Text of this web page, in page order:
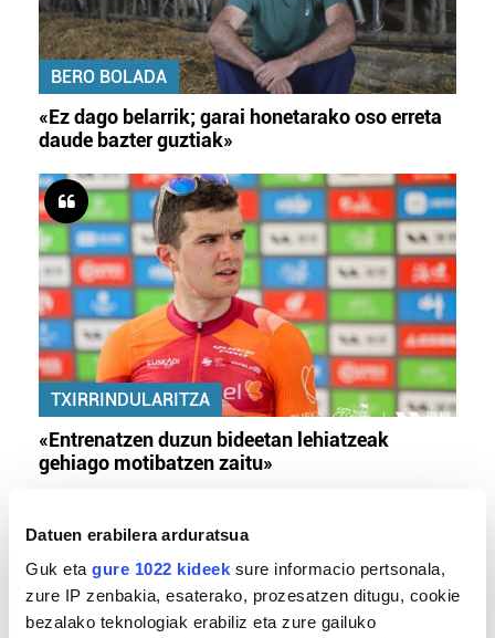
Datuen erabilera arduratsua
Guk eta gure 1022 kideek sure informacio pertsonala,
zure IP zenbakia, esaterako, prozesatzen ditugu, cookie
bezalako teknologiak erabiliz eta zure gailuko
BERO BOLADA
«Ez dago belarrik; garai honetarako oso erreta
daude bazter guztiak»
TXIRRINDULARITZA
«Entrenatzen duzun bideetan lehiatzeak
gehiago motibatzen zaitu»